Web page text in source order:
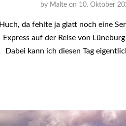
by Malte on 10. Oktober
Huch, da fehlte ja glatt noch eine
Express auf der Reise von
Dabei kann ich diesen Tag